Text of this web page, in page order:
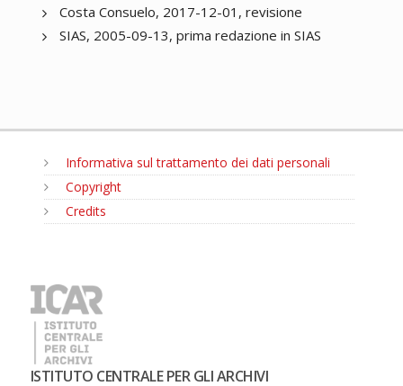
Costa Consuelo, 2017-12-01, revisione
SIAS, 2005-09-13, prima redazione in SIAS
Informativa sul trattamento dei dati personali
Copyright
Credits
ISTITUTO CENTRALE PER GLI ARCHIVI